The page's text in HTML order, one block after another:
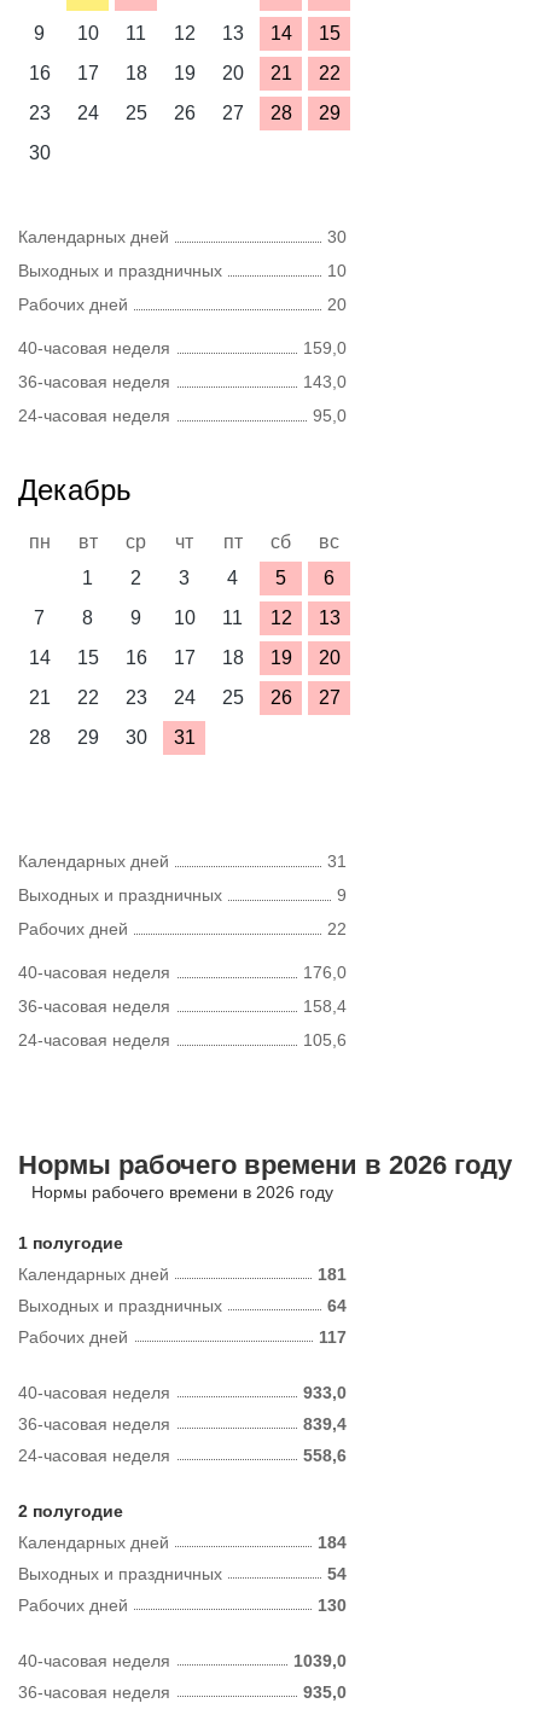
9
10 11 12 13 14
15
16
17 18 19 20 21
22
23
24 25 26 27 28
29
30
Календарных дней
30
Выходных и праздничных
10
Рабочих дней
20
40-часовая неделя
159,0
36-часовая неделя
143,0
24-часовая неделя
95,0
Декабрь
пн вт ср чт пт сб
вс
1
2 3 4 5
6
7
8 9 10 11 12
13
14
15 16 17 18 19
20
21
22 23 24 25 26
27
28
29 30 31
Календарных дней
31
Выходных и праздничных
9
Рабочих дней
22
40-часовая неделя
176,0
36-часовая неделя
158,4
24-часовая неделя
105,6
Нормы рабочего времени в 2026 году
Нормы рабочего времени в 2026 году
1 полугодие
Календарных дней
181
Рабочих дней 117
Выходных и праздничных 64
40-часовая неделя
933,0
36-часовая неделя
839,4
24-часовая неделя
558,6
2 полугодие
Календарных дней
184
Рабочих дней 130
Выходных и праздничных 54
40-часовая неделя
1039,0
36-часовая неделя
935,0